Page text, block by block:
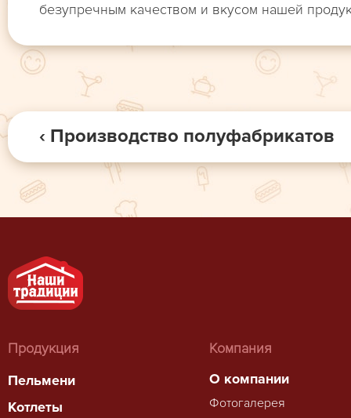
безупречным качеством и вкусом нашей
‹ Производство полуфабрикатов
Продукция
Пельмени
Котлеты
Компания
О компании
Фотогалерея